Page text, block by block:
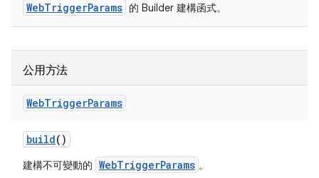
WebTriggerParams 的 Builder 建構函式。
公用方法
WebTriggerParams
build()
建構不可變動的 WebTriggerParams 。